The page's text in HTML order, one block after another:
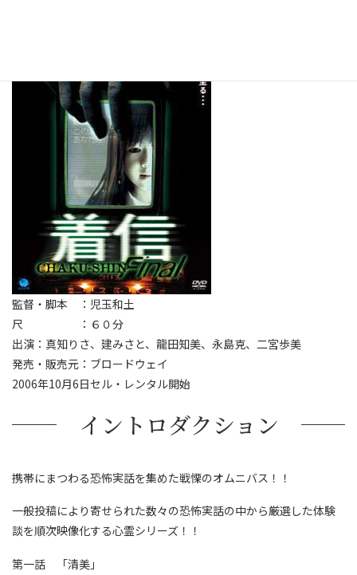
監督・脚本 ：児玉和土
尺 ：６０分
出演：真知りさ、建みさと、龍田知美、永島克、二宮歩美
発売・販売元：ブロードウェイ
2006年10月6日セル・レンタル開始
イントロダクション
携帯にまつわる恐怖実話を集めた戦慄のオムニバス！！
一般投稿により寄せられた数々の恐怖実話の中から厳選した体験
談を順次映像化する心霊シリーズ！！
第一話 「清美」